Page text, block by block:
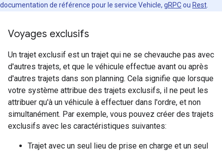
documentation de référence pour le service Vehicle, gRPCou Rest
Voyages exclusifs
Un trajet exclusif est un trajet qui ne se chevauche pas avec
d'autres trajets, et que le véhicule effectue avant ou après
d'autres trajets dans son planning. Cela signifie que lorsque
votre système attribue des trajets exclusifs, il ne peut les
attribuer qu'à un véhicule à effectuer dans l'ordre, et non
simultanément. Par exemple, vous pouvez créer des trajets
exclusifs avec les caractéristiques suivantes:
Trajet avec un seul lieu de prise en charge et un seul